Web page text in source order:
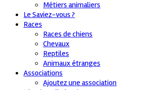
Métiers animaliers
Le Saviez-vous ?
Races
Races de chiens
Chevaux
Reptiles
Animaux étranges
Associations
Ajoutez une association